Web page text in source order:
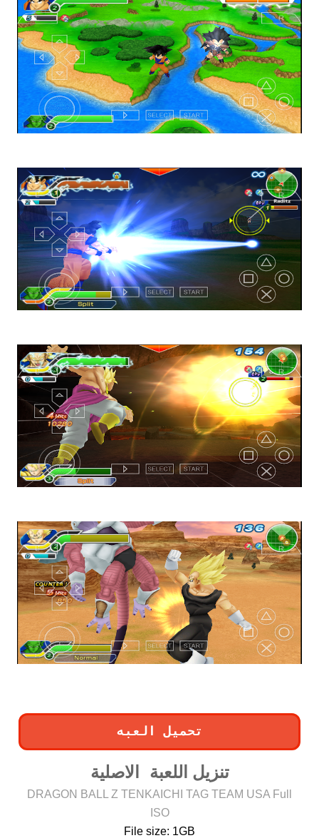
تحميل العبه
تنزيل اللعبة الاصلية
DRAGON BALL Z TENKAICHI TAG TEAM USA Full
ISO
File size: 1GB